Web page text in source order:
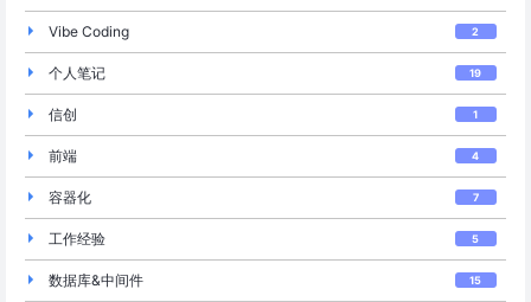
Vibe Coding 2
个人笔记 19
信创 1
前端 4
容器化 7
工作经验 5
数据库&中间件 15